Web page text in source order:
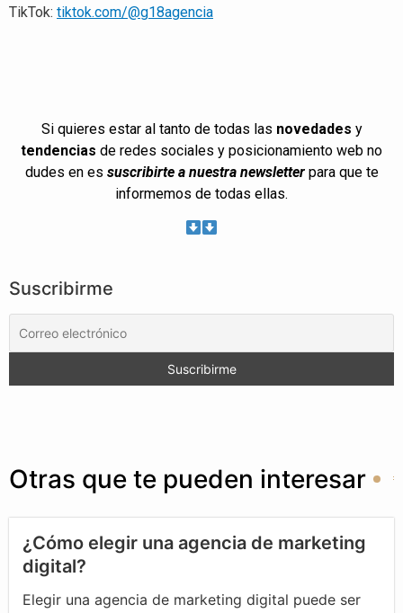
TikTok: tiktok.com/@g18agencia
Si quieres estar al tanto de todas las novedades y
tendencias de redes sociales y posicionamiento web no
dudes en es suscribirte a nuestra newsletterpara que te
informemos de todas ellas.
Suscribirme
Otras que te pueden interesar
¿Cómo elegir una agencia de marketing
digital?
Elegir una agencia de marketing digital puede ser